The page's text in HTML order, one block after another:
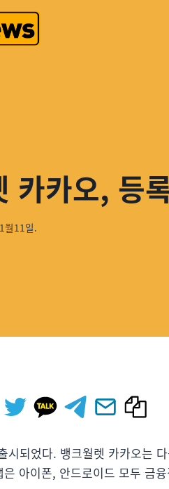
카카오, 등
월11일.
시되었다. 뱅크월렛 카카오는
아이폰, 안드로이드 모두 금